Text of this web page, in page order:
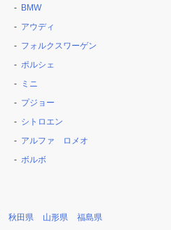
BMW
アウディ
フォルクスワーゲン
ポルシェ
ミニ
プジョー
シトロエン
アルファ ロメオ
ボルボ
秋田県 山形県 福島県